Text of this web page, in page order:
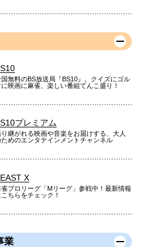
国無料のBS放送局『BS10』。クイズにゴル
に映画に麻雀、楽しい番組てんこ盛り！
プレミアム
り継がれる映画や音楽をお届けする、大人
ためのエンタテインメントチャンネル
X
雀プロリーグ「Mリーグ」参戦中！最新情報
ちらをチェック！
業